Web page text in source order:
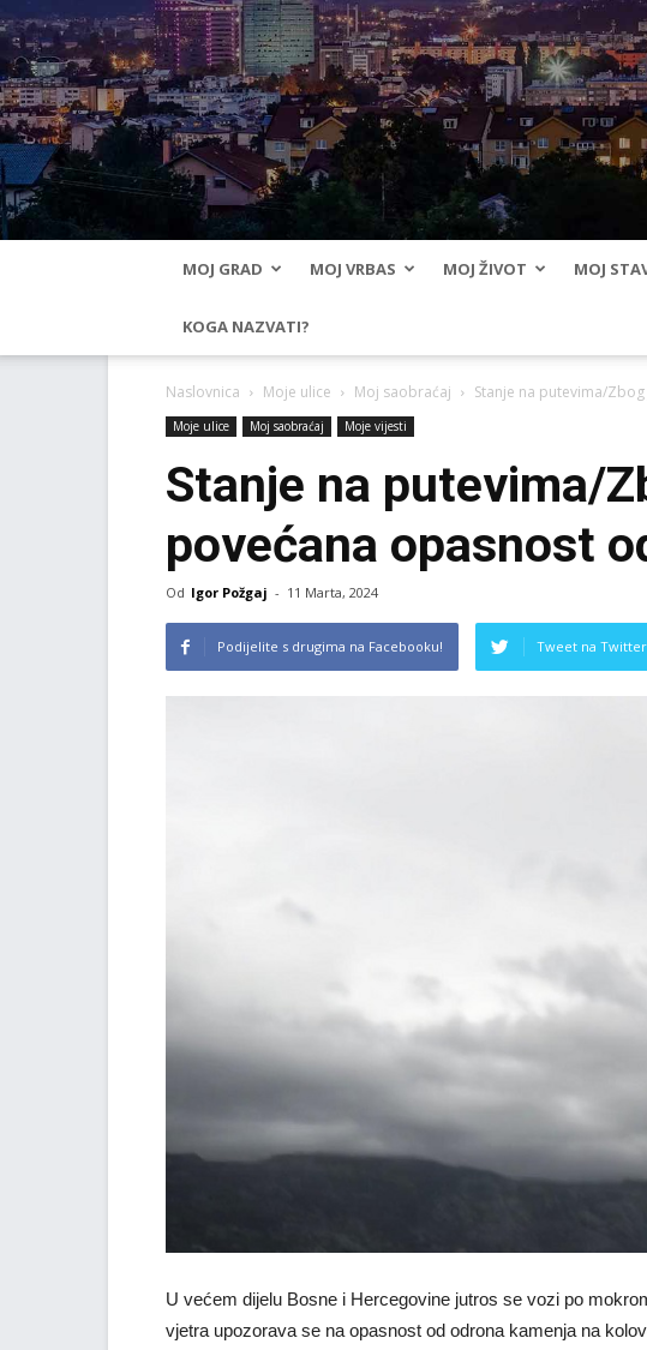
MOJ GRAD MOJ VRBAS MOJ ŽIVOT MOJ
KOGA NAZVATI?
Naslovnica Moje ulice Moj saobraćaj Stanje na putevima/
Moje ulice Moj saobraćaj Moje vijesti
Stanje na putevima/
povećana opasnost
Od Igor Požgaj - 11 Marta, 2024
Podijelite s drugima na Facebooku! Tweet na
U većem dijelu Bosne i Hercegovine jutros se vozi po
vjetra upozorava se na opasnost od odrona kamenja na